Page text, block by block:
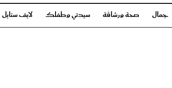
جمال صحة ورشاقة سيدتي وطفلك لايف ستايل